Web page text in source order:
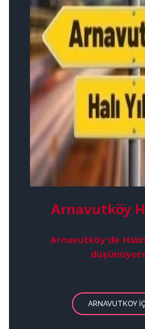
Arnavutköy
Arnavutköy'de
ARNAVUTKOY